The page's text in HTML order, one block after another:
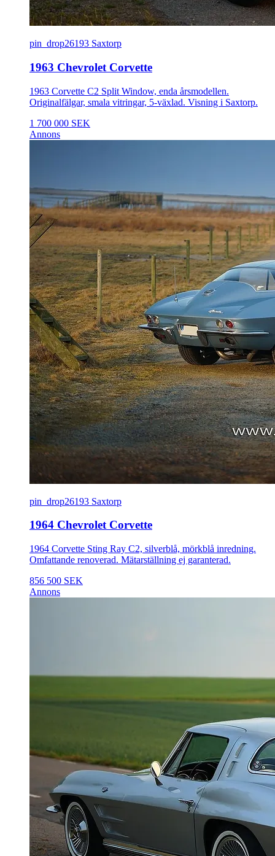
pin_drop26193 Saxtorp
1963 Chevrolet Corvette
1963 Corvette C2 Split Window, enda årsmodellen.
Originalfälgar, smala vitringar, 5-växlad. Visning i Saxtorp.
1 700 000 SEK
Annons
pin_drop26193 Saxtorp
1964 Chevrolet Corvette
1964 Corvette Sting Ray C2, silverblå, mörkblå inredning.
Omfattande renoverad. Mätarställning ej garanterad.
856 500 SEK
Annons